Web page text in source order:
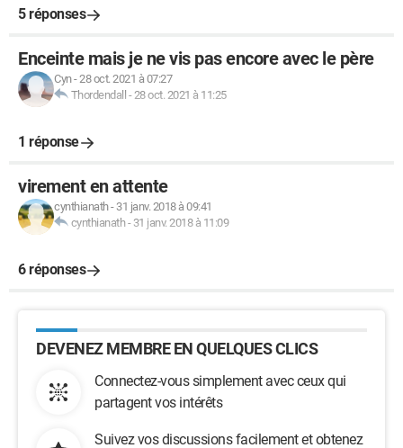
5 réponses
Enceinte mais je ne vis pas encore avec le père
Cyn-28 oct. 2021 à 07:27
Thordendall -28 oct. 2021 à 11:25
1 réponse
virement en attente
cynthianath- 31 janv. 2018 à 09:41
cynthianath- 31 janv. 2018 à 11:09
6 réponses
DEVENEZ MEMBRE EN QUELQUES CLICS
Connectez-vous simplement avec ceux qui
partagent vos intérêts
Suivez vos discussions facilement et obtenez